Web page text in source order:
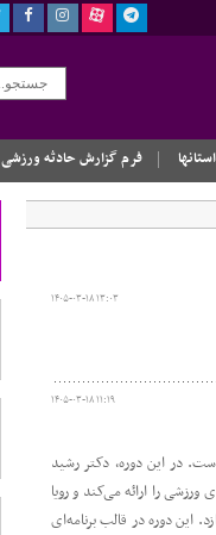
استانها فرم گزارش حادثه ورزشی
۱۴۰۵-۰۳-۱۸ ۱۳:۰۳
۱۴۰۵-۰۳-۱۸ ۱۱:۱۹
در این دوره، دکتر رشید
را ارائه می‌کند و رویا
این دوره در قالب برنامه‌ای